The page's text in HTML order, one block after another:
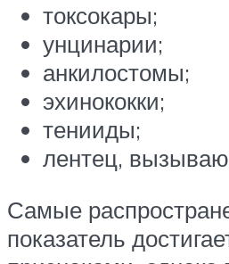
токсокары;
унцинарии;
анкилостомы;
эхинококки;
тенииды;
лентец,
Самые
показатель